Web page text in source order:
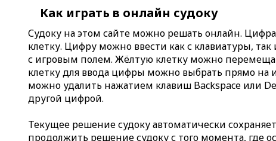
Как играть в онлайн судоку
Судоку на этом сайте можно решать онлайн.
клетку. Цифру можно ввести как с клавиатуры,
с игровым полем. Жёлтую клетку можно
клетку для ввода цифры можно выбрать прямо
можно удалить нажатием клавиш Backspace или
другой цифрой.
Текущее решение судоку автоматически
продолжить решение судоку с того момента, где